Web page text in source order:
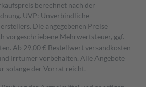
berechnet nach der
UVP: Unverbindliche
Die angegebenen Preise
vorgeschriebene Mehrwertsteuer, ggf.
Ab 29,00 € Bestell­wert versand­kosten­
Irrtümer vorbehalten. Alle Angebote
solange der Vorrat reicht.